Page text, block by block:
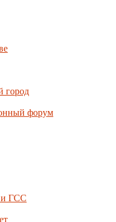
город
форум
и ГСС